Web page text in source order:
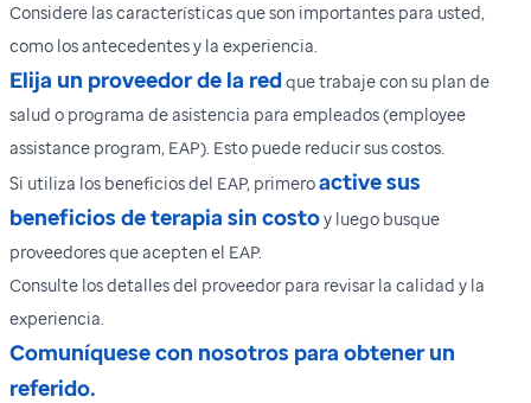
Considere las características que son importantes para usted,
como los antecedentes y la experiencia.
Elija un proveedor de la redque trabaje con su plan de
salud o programa de asistencia para empleados (employee
assistance program, EAP). Esto puede reducir sus costos.
Si utiliza los beneficios del EAP, primeroactive sus
beneficios de terapia sin costoy luego busque
proveedores que acepten el EAP.
Consulte los detalles del proveedor para revisar la calidad y la
experiencia.
Comuníquese con nosotros para obtener un
referido.